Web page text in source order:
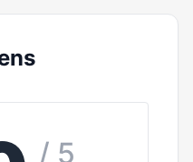
/ 5